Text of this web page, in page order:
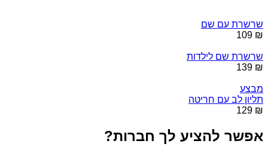
שרשרת עם שם
₪ 109
שרשרת שם לילדות
₪ 139
מבצע
תליון לב עם חריטה
₪ 129
אפשר להציע לך חברות?